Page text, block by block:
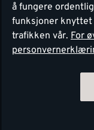
å fungere
funksjoner knyttet
trafikken vår. For